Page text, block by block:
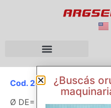
Cod. 26092
Ø DE= 166 mm
¿Buscás